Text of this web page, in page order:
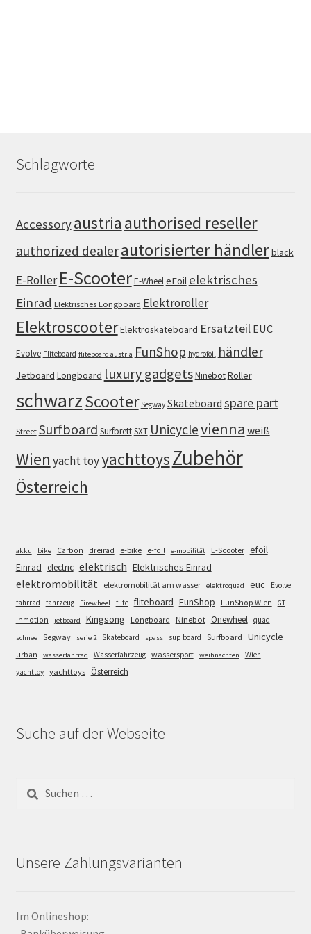
Schlagworte
Accessoryaustria authorised reseller
authorized dealerautorisierter händlerblack
E-Roller E-ScooterE-WheeleFoil elektrisches
Einrad Elektrisches Longboard Elektroroller
ElektroscooterElektroskateboard Ersatzteil EUC
Evolve Fliteboard fliteboard austria FunShop hydrofoil händler
Jetboard Longboard luxury gadgetsNinebotRoller
schwarzScooter Segway Skateboard spare part
Street Surfboard SurfbrettSXT Unicyclevienna weiß
Wien yacht toyyachttoysZubehör
Österreich
akku bike Carbon dreirad e-bike e-foil e-mobilität E-Scooter efoil
Einrad electric elektrisch Elektrisches Einrad
elektromobilität elektromobilität am wasser elektroquad euc
Evolve
fahrrad
fahrzeug Firewheel flite fliteboard FunShop FunShop Wien GT
Inmotion jetboard Kingsong Longboard Ninebot Onewheel quad
schnee Segway serie 2 Skateboard spass sup board Surfboard Unicycle
urban wasserfahrrad Wasserfahrzeug wassersport weihnachten
Wien
yachttoy yachttoys Österreich
Suche auf der Webseite
Suchen
nach:
Unsere Zahlungsvarianten
Im Onlineshop: